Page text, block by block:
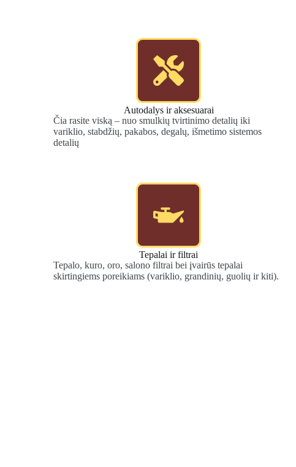
Autodalys ir aksesuarai
Čia rasite viską – nuo smulkių tvirtinimo detalių iki
variklio, stabdžių, pakabos, degalų, išmetimo sistemos
detalių
Tepalai ir filtrai
Tepalo, kuro, oro, salono filtrai bei įvairūs tepalai
skirtingiems poreikiams (variklio, grandinių, guolių ir kiti).